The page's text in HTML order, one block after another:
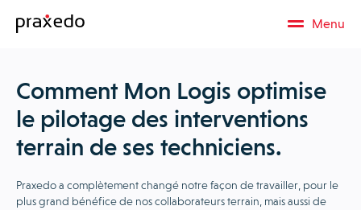
Menu
Comment Mon Logis optimise
le pilotage des interventions
terrain de ses techniciens.
Praxedo a complètement changé notre façon de travailler, pour le
plus grand bénéfice de nos collaborateurs terrain, mais aussi de